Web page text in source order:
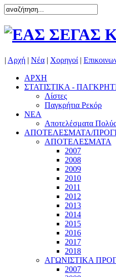
| Αρχή | Νέα | Χορηγοί |
ΑΡΧΗ
ΣΤΑΤΙΣΤΙΚΑ -
Λίστες
Παγκρήτια Ρεκόρ
ΝΕΑ
Αποτελέσματα
ΑΠΟΤΕΛΕΣΜΑΤΑ/
ΑΠΟΤΕΛΕΣΜΑΤΑ
2007
2008
2009
2010
2011
2012
2013
2014
2015
2016
2017
2018
ΑΓΩΝΙΣΤΙΚΑ
2007